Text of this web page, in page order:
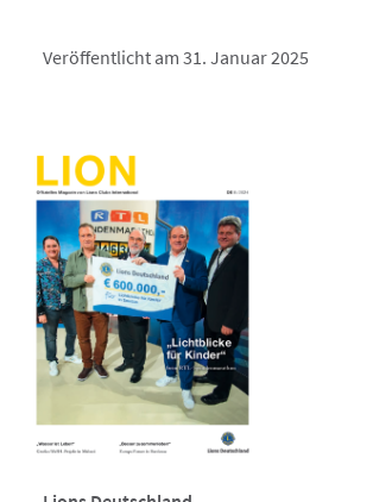
Veröffentlicht am 31. Januar 2025